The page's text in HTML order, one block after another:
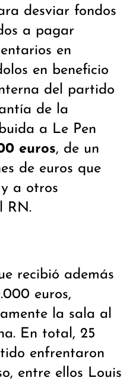
desviar fondos
a pagar
en
en beneficio
del partido
de la
a Le Pen
euros, de un
de euros que
a otros
RN.
recibió además
euros,
la sala al
En total, 25
enfrentaron
entre ellos Louis